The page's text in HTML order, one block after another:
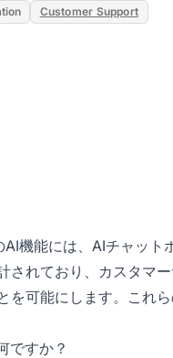
Customer Support
機能には、AIチャット
されており、カスタマ
を可能にします。これ
ですか？